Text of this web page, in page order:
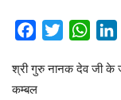
FacebookTwitter
श्री गुरु नानक देव जी के
कम्बल